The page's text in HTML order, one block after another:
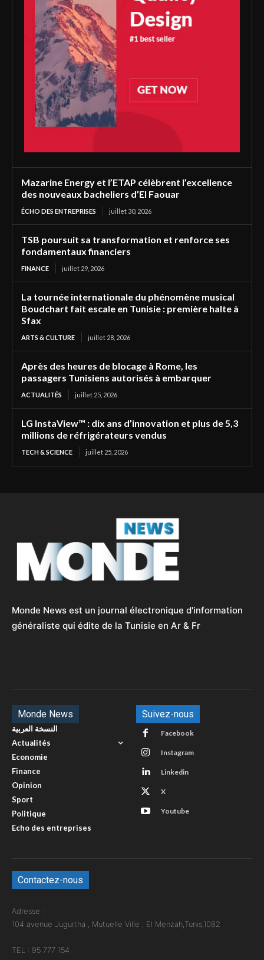
Mazarine Energy et l’ETAP célèbrent l’excellence
des nouveaux bacheliers d’El Faouar
ÉCHO DES ENTREPRISES juillet 30, 2026
TSB poursuit sa transformation et renforce ses
fondamentaux financiers
FINANCE juillet 29, 2026
La tournée internationale du phénomène musical
Boudchart fait escale en Tunisie : première halte à
Sfax
ARTS & CULTURE juillet 28, 2026
Après des heures de blocage à Rome, les
passagers Tunisiens autorisés à embarquer
ACTUALITÉS juillet 25, 2026
LG InstaView™ : dix ans d’innovation et plus de 5,3
millions de réfrigérateurs vendus
TECH & SCIENCE juillet 25, 2026
Monde News est un journal électronique d'information
généraliste qui édite de la Tunisie en Ar & Fr
Monde News
النسخة العربية
Actualités
Economie
Finance
Opinion
Sport
Politique
Echo des entreprises
Suivez-nous
Facebook
Instagram
Linkedin
X
Youtube
Contactez-nous
Adresse :
104 avenue Jugurtha , Mutuelle Ville , El Menzah,Tunis,1082
TEL : 95 777 154